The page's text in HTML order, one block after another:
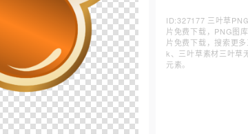
ID:327177 三叶草
片免费下载，PNG图
片免费下载，搜索更
k、三叶草素材三叶草
元素。